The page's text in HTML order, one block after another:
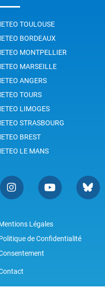
TOULOUSE
BORDEAUX
MONTPELLIER
MARSEILLE
ANGERS
TOURS
LIMOGES
STRASBOURG
BREST
LE MANS
Légales
de Confidentialité